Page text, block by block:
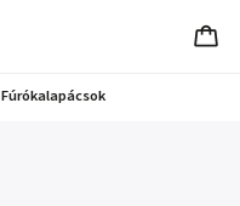
Fúrókalapácsok